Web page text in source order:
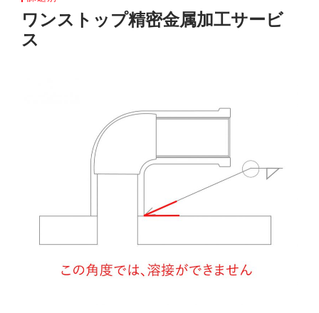
ワンストップ精密金属加工サービ
ス